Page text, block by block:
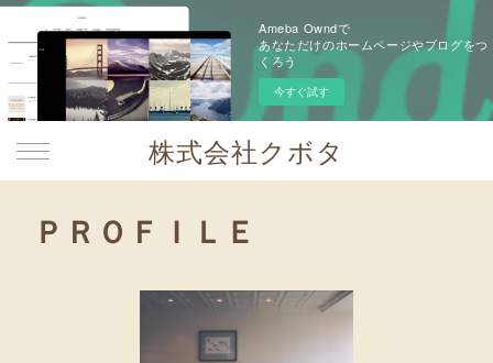
Ameba Owndで
あなただけのホームページやブログをつ
くろう
今すぐ試す
株式会社クボタ
ＰＲＯＦＩＬＥ